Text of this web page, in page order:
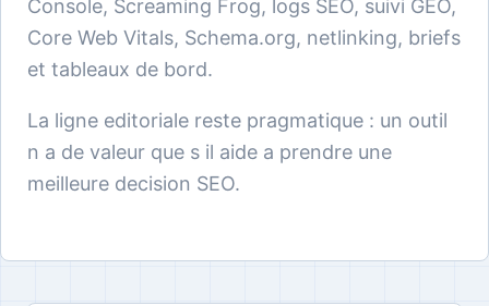
Console, Screaming Frog, logs SEO, suivi GEO,
Core Web Vitals, Schema.org, netlinking, briefs
et tableaux de bord.
La ligne editoriale reste pragmatique : un outil
n a de valeur que s il aide a prendre une
meilleure decision SEO.